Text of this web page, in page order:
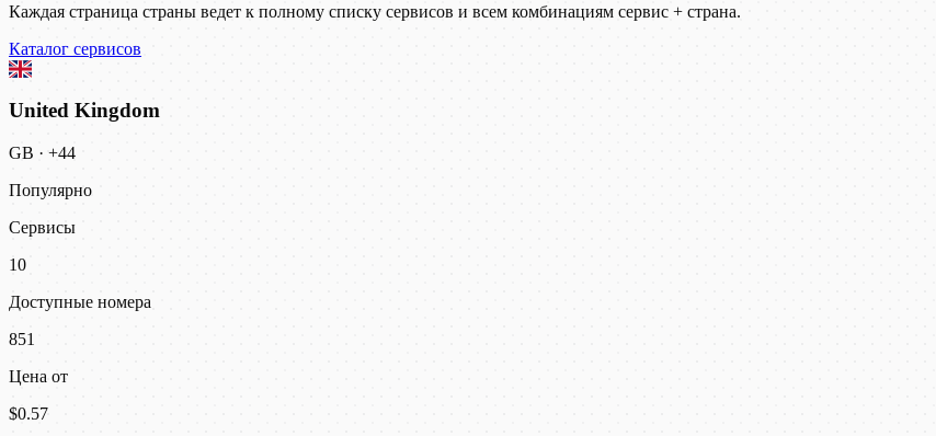
Каждая страница страны ведет к полному списку сервисов и всем комбинациям сервис + страна.
Каталог сервисов
United Kingdom
GB · +44
Популярно
Сервисы
10
Доступные номера
851
Цена от
$0.57